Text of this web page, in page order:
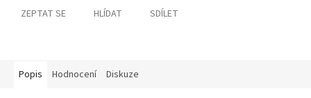
ZEPTAT SE HLÍDAT SDÍLET
Popis Hodnocení Diskuze